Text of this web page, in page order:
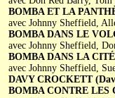
BOMBA ET LA
avec Johnny Sheffield,
BOMBA DANS LE
avec Johnny Sheffield,
BOMBA DANS LA
avec Johnny Sheffield,
DAVY CROCKETT
BOMBA CONTRE LES